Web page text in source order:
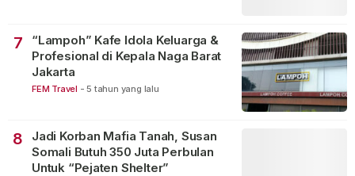
7
“Lampoh” Kafe Idola Keluarga &
Profesional di Kepala Naga Barat
Jakarta
FEM Travel - 5 tahun yang lalu
8
Jadi Korban Mafia Tanah, Susan
Somali Butuh 350 Juta Perbulan
Untuk “Pejaten Shelter”